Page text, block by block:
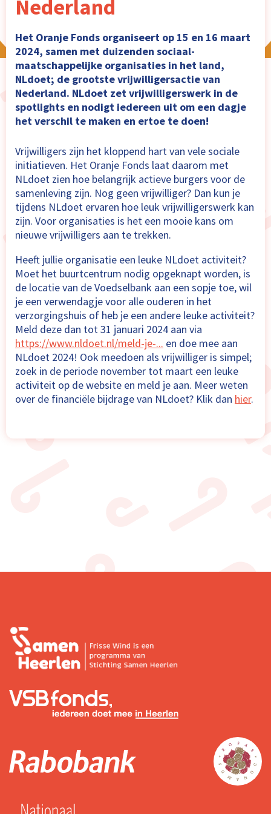
Nederland
Het Oranje Fonds organiseert op 15 en 16 maart
2024, samen met duizenden sociaal-
maatschappelijke organisaties in het land,
NLdoet; de grootste vrijwilligersactie van
Nederland. NLdoet zet vrijwilligerswerk in de
spotlights en nodigt iedereen uit om een dagje
het verschil te maken en ertoe te doen!
Vrijwilligers zijn het kloppend hart van vele sociale
initiatieven. Het Oranje Fonds laat daarom met
NLdoet zien hoe belangrijk actieve burgers voor de
samenleving zijn. Nog geen vrijwilliger? Dan kun je
tijdens NLdoet ervaren hoe leuk vrijwilligerswerk kan
zijn. Voor organisaties is het een mooie kans om
nieuwe vrijwilligers aan te trekken.
Heeft jullie organisatie een leuke NLdoet activiteit?
Moet het buurtcentrum nodig opgeknapt worden, is
de locatie van de Voedselbank aan een sopje toe, wil
je een verwendagje voor alle ouderen in het
verzorgingshuis of heb je een andere leuke activiteit?
Meld deze dan tot 31 januari 2024 aan via
https://www.nldoet.nl/meld-je-... en doe mee aan
NLdoet 2024! Ook meedoen als vrijwilliger is simpel;
zoek in de periode november tot maart een leuke
activiteit op de website en meld je aan. Meer weten
over de financiële bijdrage van NLdoet? Klik dan hier.